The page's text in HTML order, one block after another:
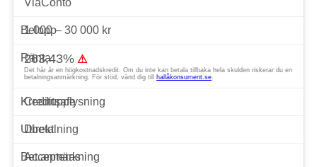
1 000 – 30 000 kr
263,43% ⚠
Det här är en högkostnadskredit. Om du inte kan betala tillbaka hela skulden riskerar du en
betalningsanmärkning. För stöd, vänd dig till hallåkonsument.se
Creditsafe
Direkt
Accepteras